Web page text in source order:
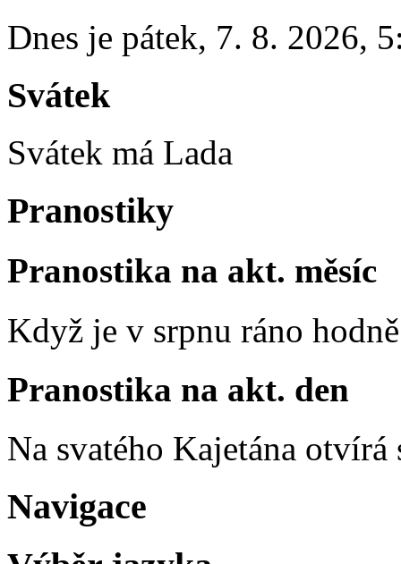
Dnes je pátek, 7. 8. 2026,
Svátek
Svátek má Lada
Pranostiky
Pranostika na akt. měsíc
Když je v srpnu ráno
Pranostika na akt. den
Na svatého Kajetána otvírá
Navigace